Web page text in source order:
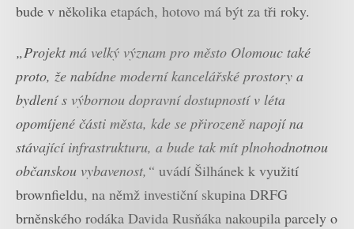
bude v několika etapách, hotovo má být za tři roky.
„Projekt má velký význam pro město Olomouc také
proto, že nabídne moderní kancelářské prostory a
bydlení s výbornou dopravní dostupností v léta
opomíjené části města, kde se přirozeně napojí na
stávající infrastrukturu, a bude tak mít plnohodnotnou
občanskou vybavenost,“ uvádí Šilhánek k využití
brownfieldu, na němž investiční skupina DRFG
brněnského rodáka Davida Rusňáka nakoupila parcely o